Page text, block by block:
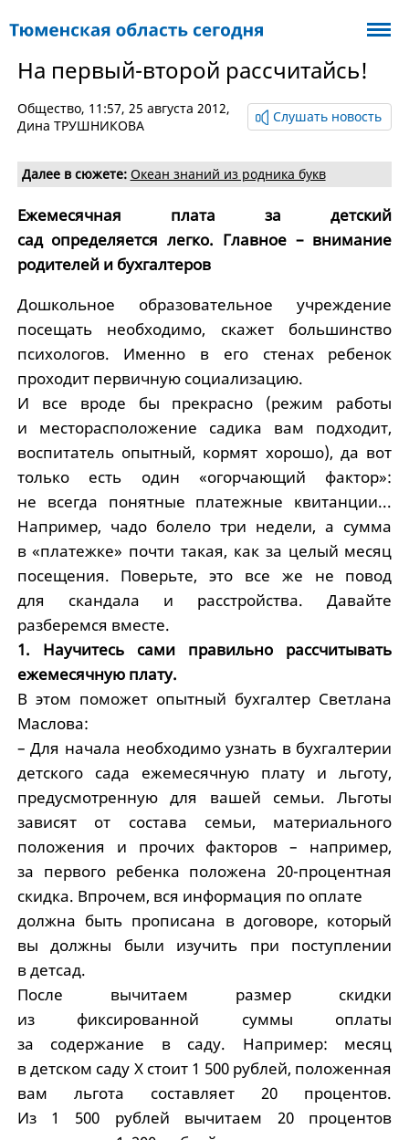
На первый-второй рассчитайсь!
Общество, 11:57, 25 августа 2012,
Дина ТРУШНИКОВА
Слушать новость
Далее в сюжете: Океан знаний из родника букв
Ежемесячная плата за детский
сад определяется легко. Главное – внимание
родителей и бухгалтеров
Дошкольное образовательное учреждение
посещать необходимо, скажет большинство
психологов. Именно в его стенах ребенок
проходит первичную социализацию.
И все вроде бы прекрасно (режим работы
и месторасположение садика вам подходит,
воспитатель опытный, кормят хорошо), да вот
только есть один «огорчающий фактор»:
не всегда понятные платежные квитанции...
Например, чадо болело три недели, а сумма
в «платежке» почти такая, как за целый месяц
посещения. Поверьте, это все же не повод
для скандала и расстройства. Давайте
разберемся вместе.
1. Научитесь сами правильно рассчитывать
ежемесячную плату.
В этом поможет опытный бухгалтер Светлана
Маслова:
– Для начала необходимо узнать в бухгалтерии
детского сада ежемесячную плату и льготу,
предусмотренную для вашей семьи. Льготы
зависят от состава семьи, материального
положения и прочих факторов – например,
за первого ребенка положена 20-процентная
скидка. Впрочем, вся информация по оплате
должна быть прописана в договоре, который
вы должны были изучить при поступлении
в детсад.
После вычитаем размер скидки
из фиксированной суммы оплаты
за содержание в саду. Например: месяц
в детском саду X стоит 1 500 рублей, положенная
вам льгота составляет 20 процентов.
Из 1 500 рублей вычитаем 20 процентов